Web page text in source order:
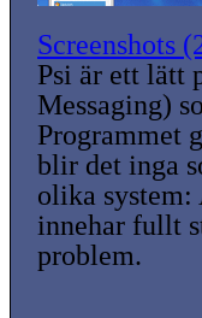
Screenshots
Psi är ett lätt
Messaging)
Programmet
blir det inga
olika
innehar fullt
problem.